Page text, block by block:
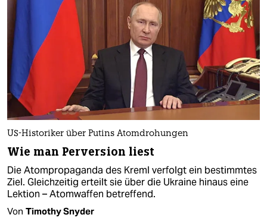
US-Historiker über Putins Atomdrohungen
Wie man Perversion liest
Die Atompropaganda des Kreml verfolgt ein bestimmtes
Ziel. Gleichzeitig erteilt sie über die Ukraine hinaus eine
Lektion – Atomwaffen betreffend.
Von Timothy Snyder